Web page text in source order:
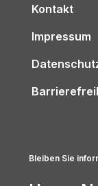
Kontakt
Impressum
Bleiben Sie